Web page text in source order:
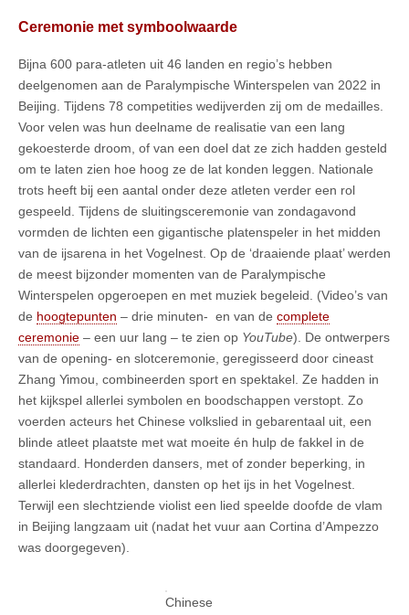
Ceremonie met symboolwaarde
Bijna 600 para-atleten uit 46 landen en regio’s hebben
deelgenomen aan de Paralympische Winterspelen van 2022 in
Beijing. Tijdens 78 competities wedijverden zij om de medailles.
Voor velen was hun deelname de realisatie van een lang
gekoesterde droom, of van een doel dat ze zich hadden gesteld
om te laten zien hoe hoog ze de lat konden leggen. Nationale
trots heeft bij een aantal onder deze atleten verder een rol
gespeeld. Tijdens de sluitingsceremonie van zondagavond
vormden de lichten een gigantische platenspeler in het midden
van de ijsarena in het Vogelnest. Op de ‘draaiende plaat’ werden
de meest bijzonder momenten van de Paralympische
Winterspelen opgeroepen en met muziek begeleid. (Video’s van
de hoogtepunten – drie minuten- en van de complete
ceremonie – een uur lang – te zien op YouTube). De ontwerpers
van de opening- en slotceremonie, geregisseerd door cineast
Zhang Yimou, combineerden sport en spektakel. Ze hadden in
het kijkspel allerlei symbolen en boodschappen verstopt. Zo
voerden acteurs het Chinese volkslied in gebarentaal uit, een
blinde atleet plaatste met wat moeite én hulp de fakkel in de
standaard. Honderden dansers, met of zonder beperking, in
allerlei klederdrachten, dansten op het ijs in het Vogelnest.
Terwijl een slechtziende violist een lied speelde doofde de vlam
in Beijing langzaam uit (nadat het vuur aan Cortina d’Ampezzo
was doorgegeven).
Chinese